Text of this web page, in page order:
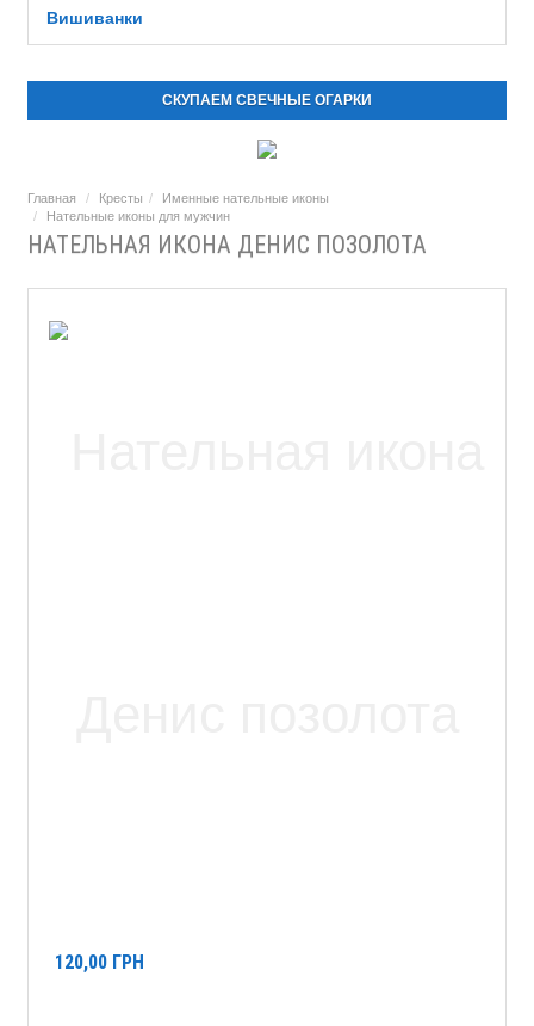
Вишиванки
СКУПАЕМ СВЕЧНЫЕ ОГАРКИ
Главная Кресты
Именные нательные иконы
Нательные иконы для мужчин
НАТЕЛЬНАЯ ИКОНА ДЕНИС ПОЗОЛОТА
120,00 ГРН